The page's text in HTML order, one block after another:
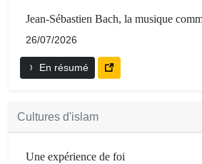
Jean-Sébastien Bach, la musique
26/07/2026
En résumé
Cultures d'islam
Une expérience de foi